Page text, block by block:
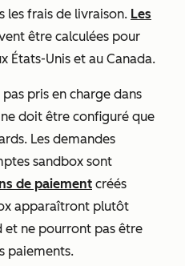
les frais de livraison. Les
être calculées pour
États-Unis et au Canada.
pris en charge dans
doit être configuré que
Les demandes
sandbox sont
de paiement créés
apparaîtront plutôt
et ne pourront pas être
paiements.